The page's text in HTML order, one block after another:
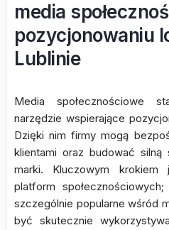
media
pozycjonowaniu
Lublinie
Media społecznościowe
narzędzie wspierające
Dzięki nim firmy mogą
klientami oraz budować silną
marki. Kluczowym krokiem
platform
szczególnie popularne wśród
być skutecznie